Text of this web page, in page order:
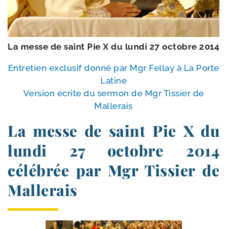
La messe de saint Pie X du lun­di 27 octobre 2014
Entretien exclu­sif don­né par Mgr Fellay à La Porte
Latine
Version écrite du ser­mon de Mgr Tissier de
Mallerais
La messe de saint Pie X du
lundi 27 octobre 2014
célébrée par Mgr Tissier de
Mallerais